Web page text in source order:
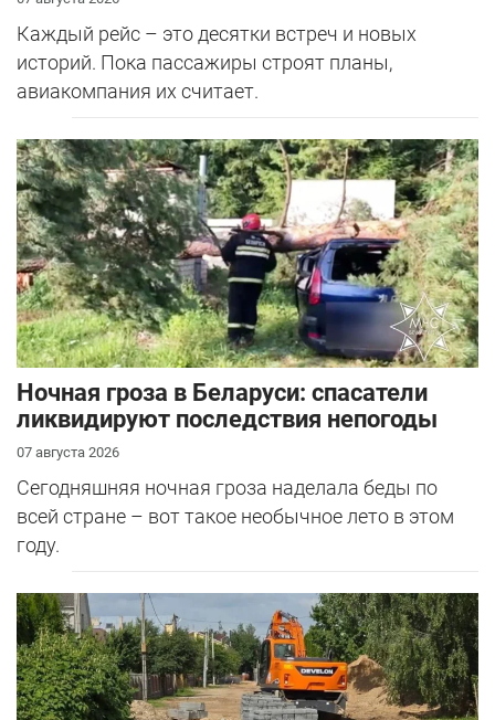
Каждый рейс – это десятки встреч и новых
историй. Пока пассажиры строят планы,
авиакомпания их считает.
Ночная гроза в Беларуси: спасатели
ликвидируют последствия непогоды
07 августа 2026
Сегодняшняя ночная гроза наделала беды по
всей стране – вот такое необычное лето в этом
году.